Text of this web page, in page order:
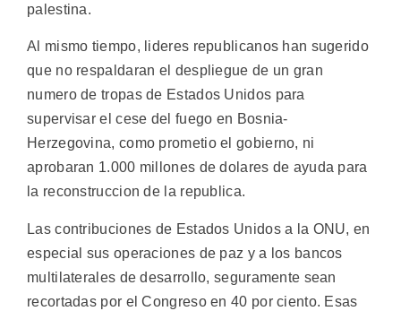
palestina.
Al mismo tiempo, lideres republicanos han sugerido
que no respaldaran el despliegue de un gran
numero de tropas de Estados Unidos para
supervisar el cese del fuego en Bosnia-
Herzegovina, como prometio el gobierno, ni
aprobaran 1.000 millones de dolares de ayuda para
la reconstruccion de la republica.
Las contribuciones de Estados Unidos a la ONU, en
especial sus operaciones de paz y a los bancos
multilaterales de desarrollo, seguramente sean
recortadas por el Congreso en 40 por ciento. Esas